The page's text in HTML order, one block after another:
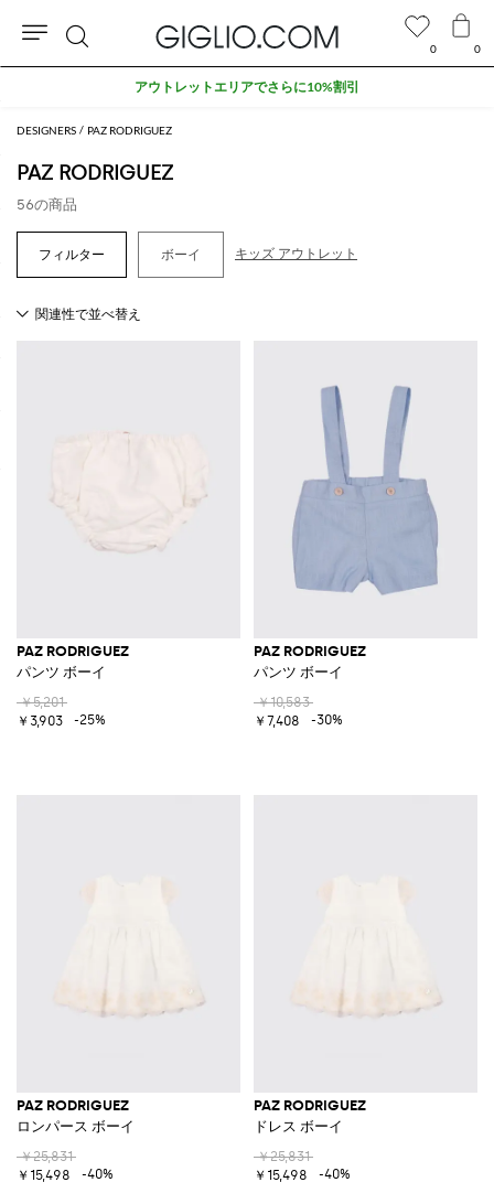
DESIGNERS PAZ RODRIGUEZ
PAZ RODRIGUEZ
56の商品
ボーイ キッズ アウトレット
PAZ RODRIGUEZ
パンツ ボーイ
￥5,201
￥3,903
-25%
PAZ RODRIGUEZ
パンツ ボーイ
￥10,583
￥7,408
-30%
PAZ RODRIGUEZ
ロンパース ボーイ
￥25,831
￥15,498
-40%
PAZ RODRIGUEZ
ドレス ボーイ
￥25,831
￥15,498
-40%
0 0
検
アウトレットエリアでさらに10%割引